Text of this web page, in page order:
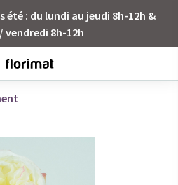
été : du lundi au jeudi 8h-12h &
vendredi 8h-12h